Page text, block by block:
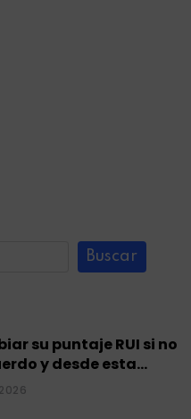
Buscar
su puntaje RUI si no
y desde esta
a regir en el 2026.